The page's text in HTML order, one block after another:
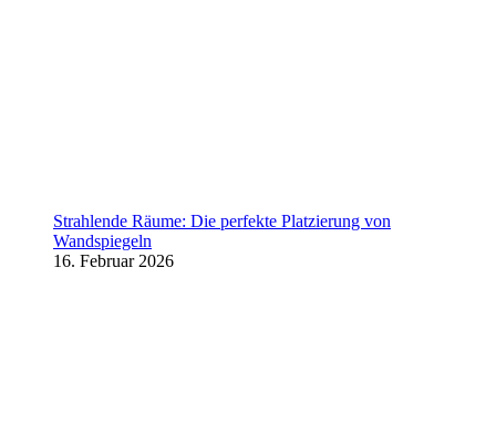
Strahlende Räume: Die perfekte Platzierung von
Wandspiegeln
16. Februar 2026